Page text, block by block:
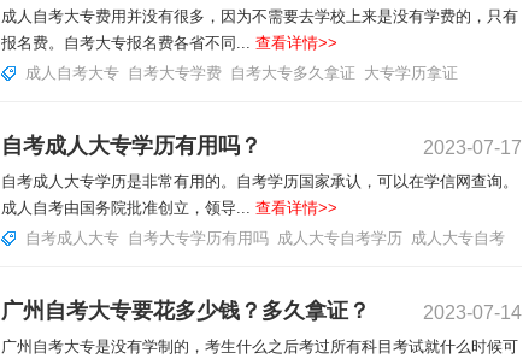
成人自考大专费用并没有很多，因为不需要去学校上来是没有学费的，只有
报名费。自考大专报名费各省不同... 查看详情>>
成人自考大专 自考大专学费 自考大专多久拿证 大专学历拿证
自考成人大专学历有用吗？ 2023-07-17
自考成人大专学历是非常有用的。自考学历国家承认，可以在学信网查询。
成人自考由国务院批准创立，领导... 查看详情>>
自考成人大专 自考大专学历有用吗 成人大专自考学历 成人大专自考
广州自考大专要花多少钱？多久拿证？ 2023-07-14
广州自考大专是没有学制的，考生什么之后考过所有科目考试就什么时候可